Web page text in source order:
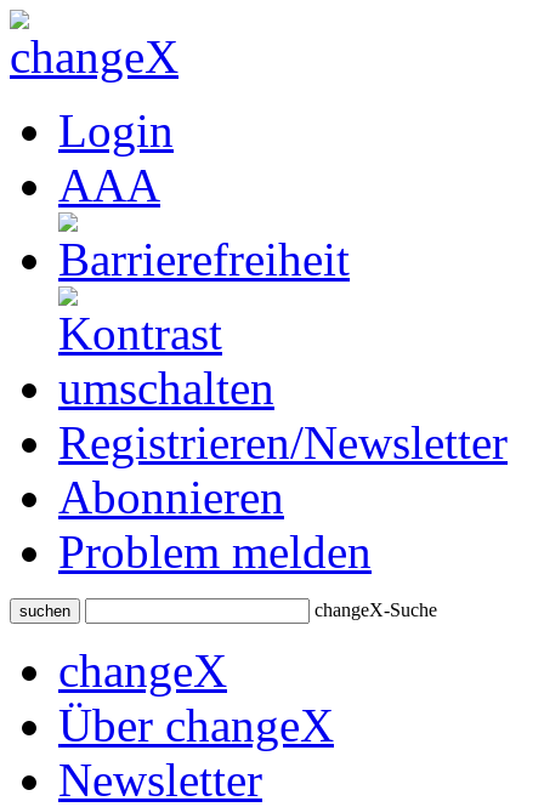
Login
AAA
Registrieren/Newsletter
Abonnieren
Problem melden
suchen changeX-Suche
changeX
Über changeX
Newsletter